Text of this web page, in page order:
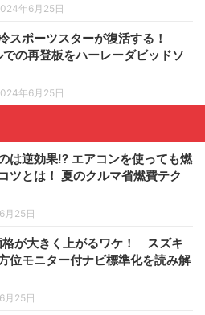
年6月25日
スポーツスターが復活する！
の再登板をハーレーダビッドソ
年6月25日
は逆効果!? エアコンを使っても燃
ツとは！ 夏のクルマ省燃費テク
月25日
が大きく上がるワケ！ スズキ
位モニター付ナビ標準化を読み解
月25日